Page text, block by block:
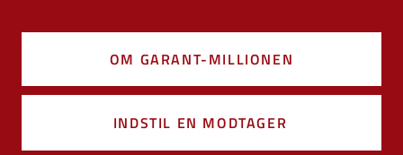
OM GARANT-MILLIONEN
INDSTIL EN MODTAGER